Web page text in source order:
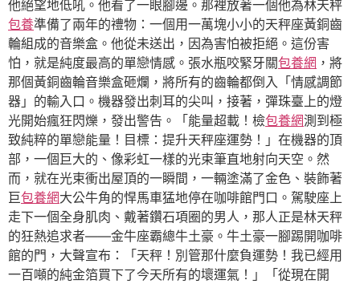
他絕望地低吼。他看了一眼腳邊。那裡放著一個他為林天秤
包養準備了兩年的禮物：一個用一萬塊小小的天秤座黃銅齒
輪組成的音樂盒。他從未送出，因為害怕被拒絕。這份害
怕，就是純度最高的單戀情感。張水瓶咬緊牙關包養網 ，將
那個黃銅齒輪音樂盒砸爛，將所有的齒輪都倒入「情感調節
器」的輸入口。機器發出刺耳的尖叫，接著，彈珠臺上的燈
光開始瘋狂閃爍，發出警告。「能量超載！檢包養網測到極
致純粹的單戀能量！目標：提升天秤座運勢！」在機器的頂
部，一個巨大的、像彩虹一樣的光束筆直地射向天空。然
而，就在光束衝出屋頂的一瞬間，一輛塗滿了金色、裝飾著
巨包養網大公牛角的悍馬車猛地停在咖啡館門口。駕駛座上
走下一個全身肌肉、戴著鑽石項圈的男人，那人正是林天秤
的狂熱追求者——金牛座霸總牛土豪。牛土豪一腳踢開咖啡
館的門，大聲宣布：「天秤！別管那什麼負運勢！我已經用
一百噸的純金箔買下了今天所有的壞運氣！」「從現在開